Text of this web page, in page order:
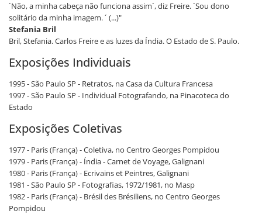
´Não, a minha cabeça não funciona assim´, diz Freire. ´Sou dono
solitário da minha imagem. ´ (...)"
Stefania Bril
Bril, Stefania. Carlos Freire e as luzes da Índia. O Estado de S. Paulo.
Exposições Individuais
1995 - São Paulo SP - Retratos, na Casa da Cultura Francesa
1997 - São Paulo SP - Individual Fotografando, na Pinacoteca do
Estado
Exposições Coletivas
1977 - Paris (França) - Coletiva, no Centro Georges Pompidou
1979 - Paris (França) - Índia - Carnet de Voyage, Galignani
1980 - Paris (França) - Ecrivains et Peintres, Galignani
1981 - São Paulo SP - Fotografias, 1972/1981, no Masp
1982 - Paris (França) - Brésil des Brésiliens, no Centro Georges
Pompidou